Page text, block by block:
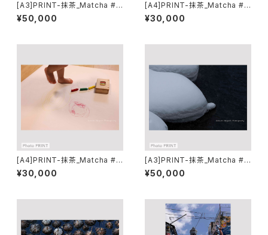
[A3]PRINT-抹茶_Matcha #0
4
¥50,000
[A4]PRINT-抹茶_Matcha #0
1
¥30,000
[A4]PRINT-抹茶_Matcha #0
3
¥30,000
[A3]PRINT-抹茶_Matcha #0
5
¥50,000